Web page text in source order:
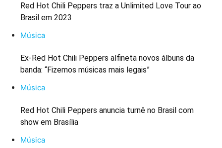
Red Hot Chili Peppers traz a Unlimited Love Tour ao
Brasil em 2023
Música
Ex-Red Hot Chili Peppers alfineta novos álbuns da
banda: “Fizemos músicas mais legais”
Música
Red Hot Chili Peppers anuncia turnê no Brasil com
show em Brasília
Música